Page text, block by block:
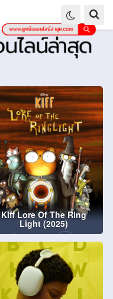
Kiff Lore Of The Ring
Light (2025)